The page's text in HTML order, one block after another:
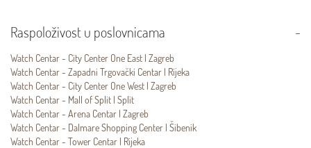
Raspoloživost u poslovnicama
Watch Centar - City Center One East | Zagreb
Watch Centar - Zapadni Trgovački Centar | Rijeka
Watch Centar - City Center One West | Zagreb
Watch Centar - Mall of Split | Split
Watch Centar - Arena Centar | Zagreb
Watch Centar - Dalmare Shopping Center | Šibenik
Watch Centar - Tower Centar | Rijeka